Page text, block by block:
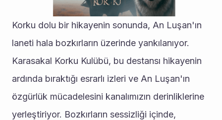
Korku dolu bir hikayenin sonunda, An Luşan'ın
laneti hala bozkırların üzerinde yankılanıyor.
Karasakal Korku Kulübü, bu destansı hikayenin
ardında bıraktığı esrarlı izleri ve An Luşan'ın
özgürlük mücadelesini kanalımızın derinliklerine
yerleştiriyor. Bozkırların sessizliği içinde,